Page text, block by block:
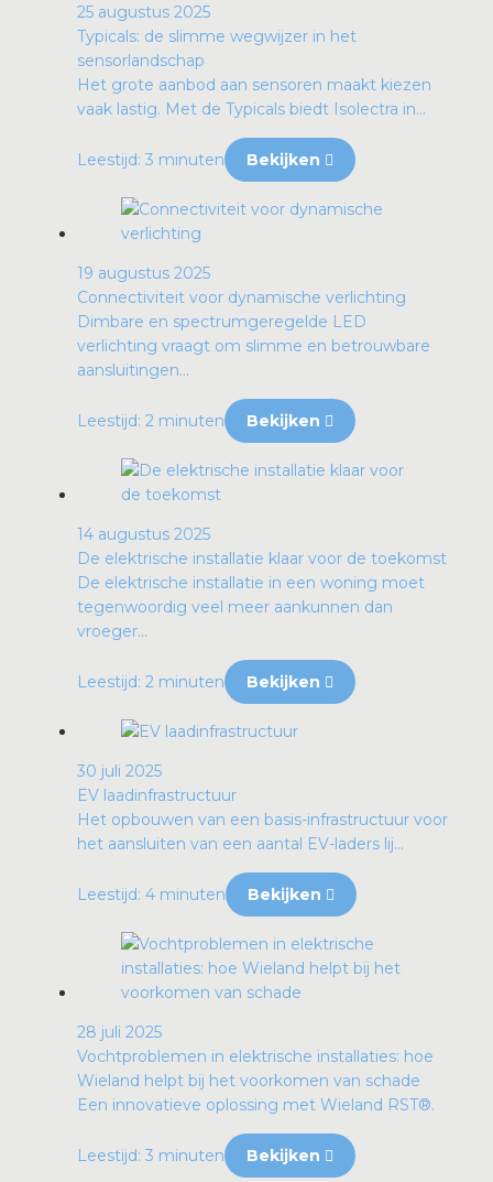
25 augustus 2025
Typicals: de slimme wegwijzer in het
sensorlandschap
Het grote aanbod aan sensoren maakt kiezen
vaak lastig. Met de Typicals biedt Isolectra in...
Leestijd: 3 minuten Bekijken
19 augustus 2025
Connectiviteit voor dynamische verlichting
Dimbare en spectrumgeregelde LED
verlichting vraagt om slimme en betrouwbare
aansluitingen...
Leestijd: 2 minuten Bekijken
14 augustus 2025
De elektrische installatie klaar voor de toekomst
De elektrische installatie in een woning moet
tegenwoordig veel meer aankunnen dan
vroeger...
Leestijd: 2 minuten Bekijken
30 juli 2025
EV laadinfrastructuur
Het opbouwen van een basis-infrastructuur voor
het aansluiten van een aantal EV-laders lij...
Leestijd: 4 minuten Bekijken
28 juli 2025
Vochtproblemen in elektrische installaties: hoe
Wieland helpt bij het voorkomen van schade
Een innovatieve oplossing met Wieland RST®.
Leestijd: 3 minuten Bekijken